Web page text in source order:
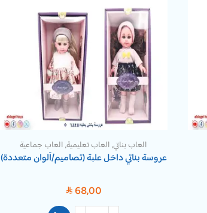
العاب بناتي,العاب تعليمية,العاب جماعية
عروسة بناتي داخل علبة (تصاميم/ألوان متعددة)
SAR68,00